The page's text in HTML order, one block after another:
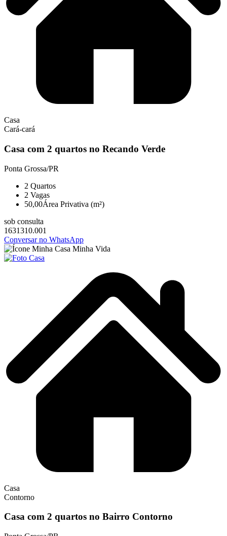
Casa
Cará-cará
Casa com 2 quartos no Recando Verde
Ponta Grossa/PR
2 Quartos
2 Vagas
50,00Área Privativa (m²)
sob consulta
1631310.001
Conversar no WhatsApp
Casa
Contorno
Casa com 2 quartos no Bairro Contorno